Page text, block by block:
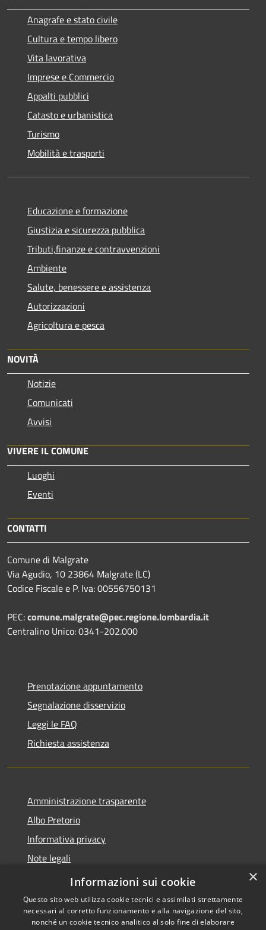
Anagrafe e stato civile
Cultura e tempo libero
Vita lavorativa
Imprese e Commercio
Appalti pubblici
Catasto e urbanistica
Turismo
Mobilità e trasporti
Educazione e formazione
Giustizia e sicurezza pubblica
Tributi,finanze e contravvenzioni
Ambiente
Salute, benessere e assistenza
Autorizzazioni
Agricoltura e pesca
NOVITÀ
Notizie
Comunicati
Avvisi
VIVERE IL COMUNE
Luoghi
Eventi
CONTATTI
Comune di Malgrate
Via Agudio, 10 23864 Malgrate (LC)
Codice Fiscale e P. Iva: 00556750131
PEC:comune.malgrate@pec.regione.lombardia.it
Centralino Unico: 0341-202.000
Prenotazione appuntamento
Segnalazione disservizio
Leggi le FAQ
Richiesta assistenza
Amministrazione trasparente
Albo Pretorio
Informativa privacy
Note legali
Dichiarazione di accessibilità
×
Informazioni sui cookie
Questo sito web utilizza cookie tecnici e assimilati strettamente
necessari al corretto funzionamento e alla navigazione del sito,
nonché un cookie tecnico analitico al solo fine di elaborare